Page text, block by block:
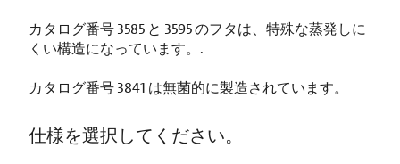
カタログ番号 3585 と 3595 のフタは、特殊な蒸発しに
くい構造になっています。.
カタログ番号 3841 は無菌的に製造されています。
仕様を選択してください。